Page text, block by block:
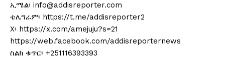
ኢሜል፡ info@addisreporter.com
ቴሌግራም፡ https://t.me/addisreporter2
X፡ https://x.com/amejuju?s=21
https://web.facebook.com/addisreporternews
ስልክ ቁጥር፡ +251116393393